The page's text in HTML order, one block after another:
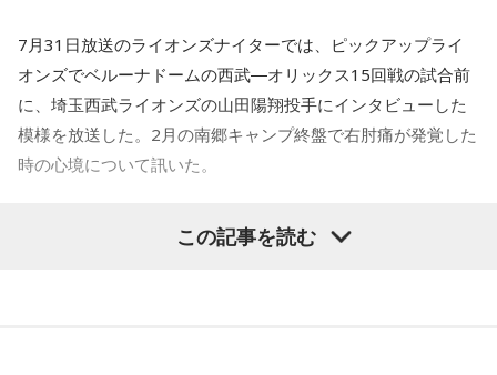
何を言っているかというと、日本とブラジルの力関係は間違
いなくブラジルが上なんですよ。そこで日本サイドが考えな
きゃいけないことは、ブラジルに油断してもらう、隙を見せ
てもらうということも1つだと思っていて。
ジルは対戦相手が決まったときに「オランダじゃなくて良か
7月31日放送のライオンズナイターでは、ピックアップライ
オンズでベルーナドームの西武―オリックス15回戦の試合前
に、埼玉西武ライオンズの山田陽翔投手にインタビューした
模様を放送した。2月の南郷キャンプ終盤で右肘痛が発覚した
時の心境について訊いた。
――1軍デビューを果たしたプロ3年目の昨シーズンは素晴ら
しい成績だったかと思いますが、「求めすぎずに自分のやる
この記事を読む